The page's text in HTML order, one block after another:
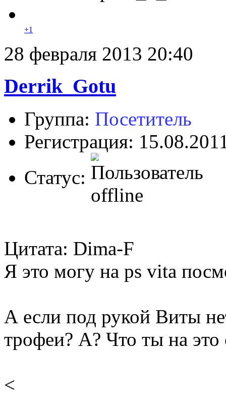
+1
28 февраля 2013 20:40
Derrik_Gotu
Группа: Посетитель
Регистрация:
Статус:
Цитата: Dima-F
Я это могу на ps vita
А если под рукой Виты
трофеи? А? Что ты на это
<